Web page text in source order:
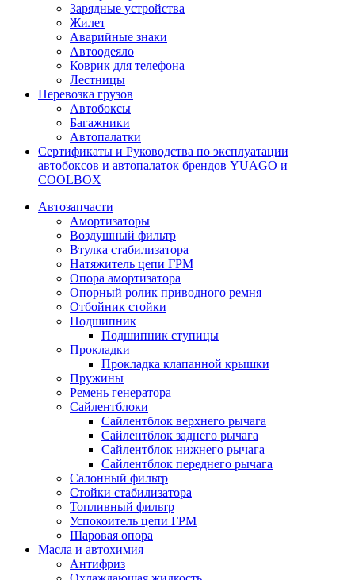
Зарядные устройства
Жилет
Аварийные знаки
Автоодеяло
Коврик для телефона
Лестницы
Перевозка грузов
Автобоксы
Багажники
Автопалатки
Сертификаты и Руководства по эксплуатации
автобоксов и автопалаток брендов YUAGO и
COOLBOX
Автозапчасти
Амортизаторы
Воздушный фильтр
Втулка стабилизатора
Натяжитель цепи ГРМ
Опора амортизатора
Опорный ролик приводного ремня
Отбойник стойки
Подшипник
Подшипник ступицы
Прокладки
Прокладка клапанной крышки
Пружины
Ремень генератора
Сайлентблоки
Сайлентблок верхнего рычага
Сайлентблок заднего рычага
Сайлентблок нижнего рычага
Сайлентблок переднего рычага
Салонный фильтр
Стойки стабилизатора
Топливный фильтр
Успокоитель цепи ГРМ
Шаровая опора
Масла и автохимия
Антифриз